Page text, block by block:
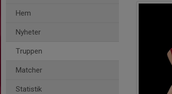
Hem
Nyheter
Truppen
Matcher
Statistik